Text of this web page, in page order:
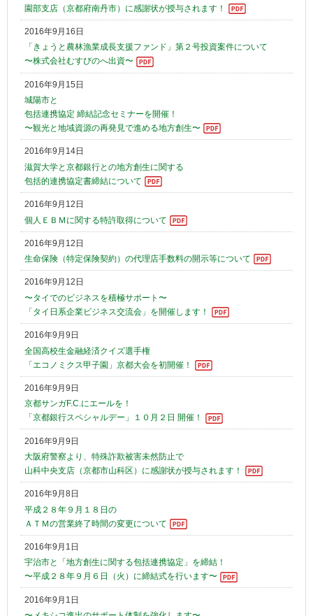
園部支店（京都府南丹市）に感謝状が授与されます！
2016年9月16日
「きょうと農林漁業成長支援ファンド」第２号投資案件について
〜株式会社むすびのへ出資〜
2016年9月15日
城陽市と
包括連携協定 締結記念セミナーを開催！
〜観光と地域資源の再発見で進める地方創生〜
2016年9月14日
滋賀大学と京都銀行との地方創生に関する
包括的連携協定書締結について
2016年9月12日
個人ＥＢＭに関する特許取得について
2016年9月12日
生命保険（特定保険契約）の代理店手数料の開示等について
2016年9月12日
〜タイでのビジネスを積極サポート〜
「タイ日系企業ビジネス交流会」を開催します！
2016年9月9日
全国高校生金融経済クイズ選手権
「エコノミクス甲子園」京都大会を初開催！
2016年9月9日
京都サンガF.C.にエールを！
「京都銀行スペシャルデー」１０月２日 開催！
2016年9月9日
大阪府警察より、特殊詐欺被害未然防止で
山科中央支店（京都市山科区）に感謝状が授与されます！
2016年9月8日
平成２８年９月１８日の
ＡＴＭの営業終了時間の変更について
2016年9月1日
宇治市と「地方創生に関する包括連携協定」を締結！
〜平成２８年９月６日（火）に締結式を行います〜
2016年9月1日